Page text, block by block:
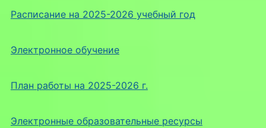
Расписание на 2025-2026 учебный год
Электронное обучение
План работы на 2025-2026 г.
Электронные образовательные ресурсы